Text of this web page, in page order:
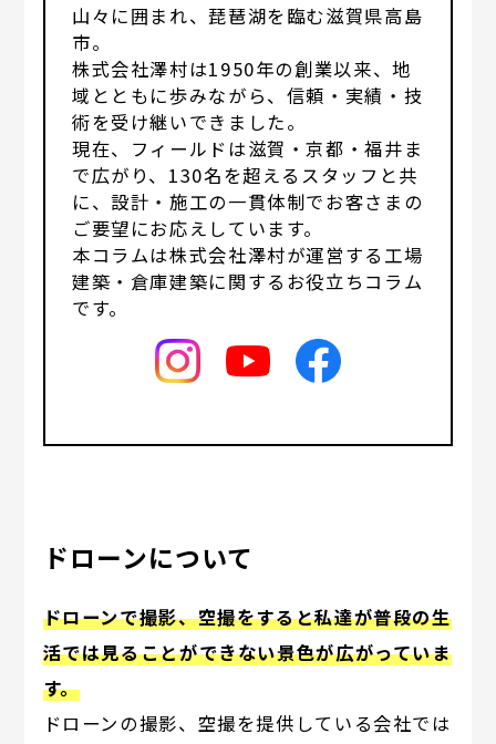
山々に囲まれ、琵琶湖を臨む滋賀県高島
市。
株式会社澤村は1950年の創業以来、地
域とともに歩みながら、信頼・実績・技
術を受け継いできました。
現在、フィールドは滋賀・京都・福井ま
で広がり、130名を超えるスタッフと共
に、設計・施工の一貫体制でお客さまの
ご要望にお応えしています。
本コラムは株式会社澤村が運営する工場
建築・倉庫建築に関するお役立ちコラム
です。
ドローンについて
ドローンで撮影、空撮をすると私達が普段の生
活では見ることができない景色が広がっていま
す。
ドローンの撮影、空撮を提供している会社では